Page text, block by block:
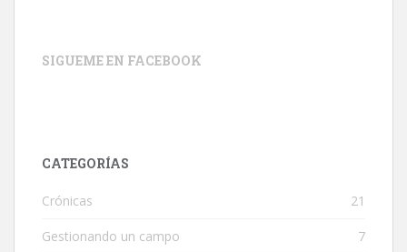
SIGUEME EN FACEBOOK
CATEGORÍAS
Crónicas 21
Gestionando un campo 7